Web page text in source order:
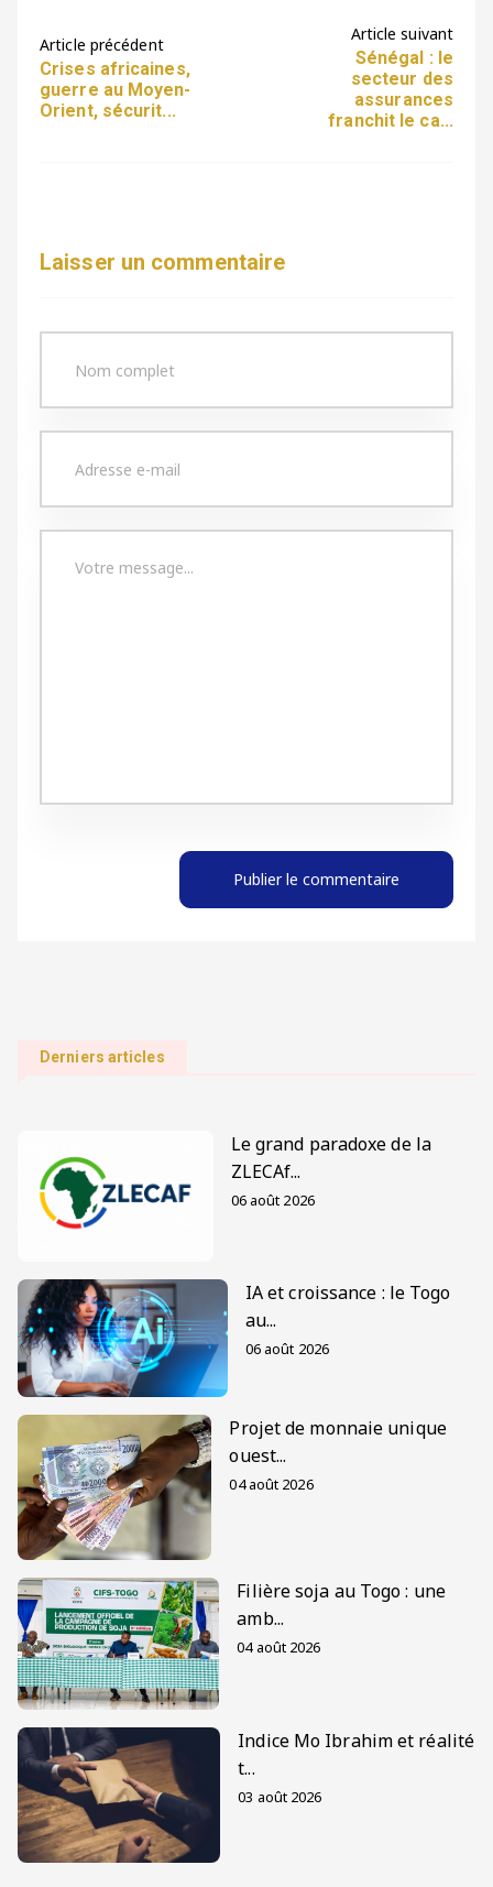
Article précédent
Crises africaines,
guerre au Moyen-
Orient, sécurit...
Article suivant
Sénégal : le
secteur des
assurances
franchit le ca...
Laisser un commentaire
Publier le commentaire
Derniers articles
Le grand paradoxe de la
ZLECAf...
06 août 2026
IA et croissance : le Togo
au...
06 août 2026
Projet de monnaie unique
ouest...
04 août 2026
Filière soja au Togo : une
amb...
04 août 2026
Indice Mo Ibrahim et réalité
t...
03 août 2026